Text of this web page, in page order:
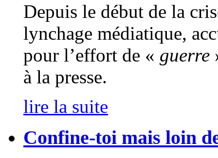
Depuis le début de la
lynchage médiatique,
pour l’effort de « guerre
à la presse.
lire la suite
Confine-toi mais loin